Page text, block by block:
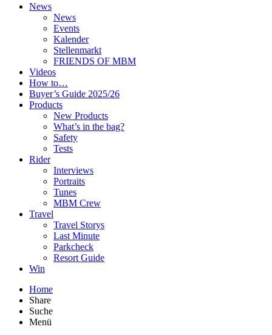
News
News
Events
Kalender
Stellenmarkt
FRIENDS OF MBM
Videos
How to…
Buyer’s Guide 2025/26
Products
New Products
What’s in the bag?
Safety
Tests
Rider
Interviews
Portraits
Tunes
MBM Crew
Travel
Travel Storys
Last Minute
Parkcheck
Resort Guide
Win
Home
Share
Suche
Menü